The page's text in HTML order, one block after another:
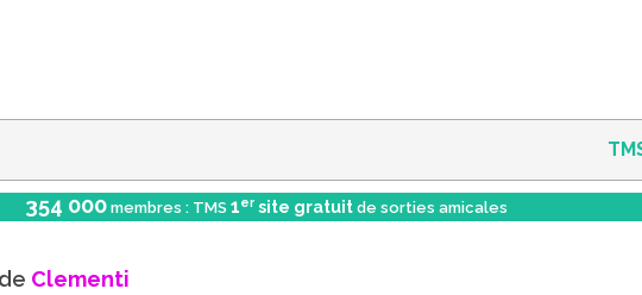
354 000 membres : TMS 1er site gratuit de sorties amicales
Clementi